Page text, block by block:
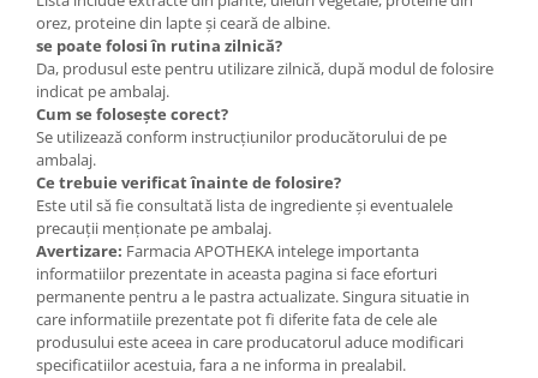
orez, proteine din lapte și ceară de albine.
se poate folosi în rutina zilnică?
Da, produsul este pentru utilizare zilnică, după modul de folosire
indicat pe ambalaj.
Cum se folosește corect?
Se utilizează conform instrucțiunilor producătorului de pe
ambalaj.
Ce trebuie verificat înainte de folosire?
Este util să fie consultată lista de ingrediente și eventualele
precauții menționate pe ambalaj.
Avertizare: Farmacia APOTHEKA intelege importanta
informatiilor prezentate in aceasta pagina si face eforturi
permanente pentru a le pastra actualizate. Singura situatie in
care informatiile prezentate pot fi diferite fata de cele ale
produsului este aceea in care producatorul aduce modificari
specificatiilor acestuia, fara a ne informa in prealabil.